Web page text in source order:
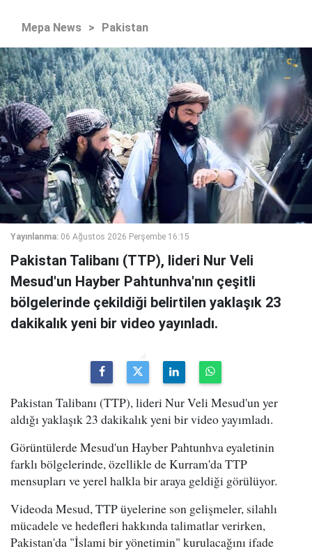
Mepa News > Pakistan
Yayınlanma: 06 Ağustos 2026 Perşembe 16:15
Pakistan Talibanı (TTP), lideri Nur Veli
Mesud'un Hayber Pahtunhva'nın çeşitli
bölgelerinde çekildiği belirtilen yaklaşık 23
dakikalık yeni bir video yayınladı.
Pakistan Talibanı (TTP), lideri Nur Veli Mesud'un yer
aldığı yaklaşık 23 dakikalık yeni bir video yayımladı.
Görüntülerde Mesud'un Hayber Pahtunhva eyaletinin
farklı bölgelerinde, özellikle de Kurram'da TTP
mensupları ve yerel halkla bir araya geldiği görülüyor.
Videoda Mesud, TTP üyelerine son gelişmeler, silahlı
mücadele ve hedefleri hakkında talimatlar verirken,
Pakistan'da "İslami bir yönetimin" kurulacağını ifade